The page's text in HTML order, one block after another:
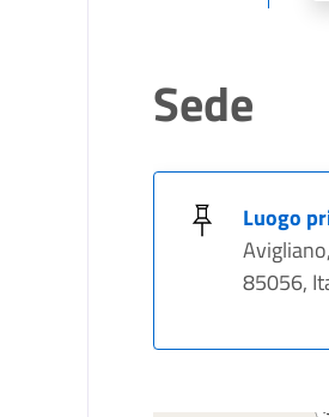
Sede
Luogo
85056,